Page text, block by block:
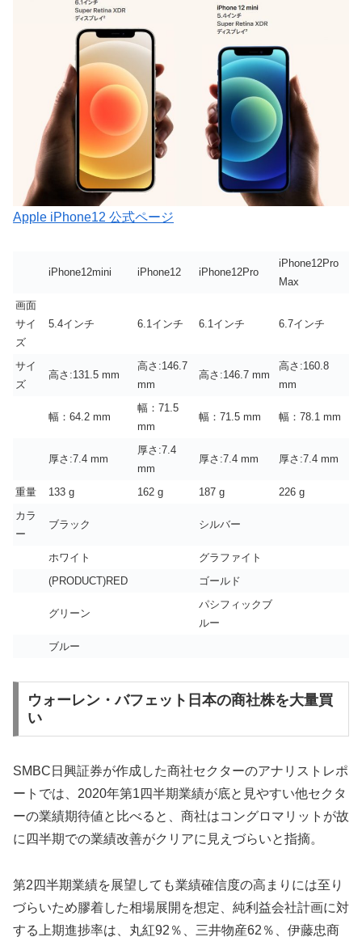
Apple iPhone12 公式ページ
iPhone12mini iPhone12 iPhone12Pro
iPhone12Pro
Max
画面
サイ
ズ
5.4インチ 6.1インチ 6.1インチ 6.7インチ
サイ
ズ
高さ:131.5 mm
高さ:146.7
mm
高さ:146.7 mm
高さ:160.8
mm
幅：64.2 mm
幅：71.5
mm
幅：71.5 mm 幅：78.1 mm
厚さ:7.4 mm
厚さ:7.4
mm
厚さ:7.4 mm 厚さ:7.4 mm
重量 133 g 162 g 187 g
226 g
カラ
ー
ブラック シルバー
ホワイト
グラファイト
(PRODUCT)RED
ゴールド
グリーン
パシフィックブ
ルー
ブルー
ウォーレン・バフェット日本の商社株を大量買
い
SMBC日興証券が作成した商社セクターのアナリストレポ
ートでは、2020年第1四半期業績が底と見やすい他セクタ
ーの業績期待値と比べると、商社はコングロマリットが故
に四半期での業績改善がクリアに見えづらいと指摘。
第2四半期業績を展望しても業績確信度の高まりには至り
づらいため膠着した相場展開を想定、純利益会社計画に対
する上期進捗率は、丸紅92％、三井物産62％、伊藤忠商